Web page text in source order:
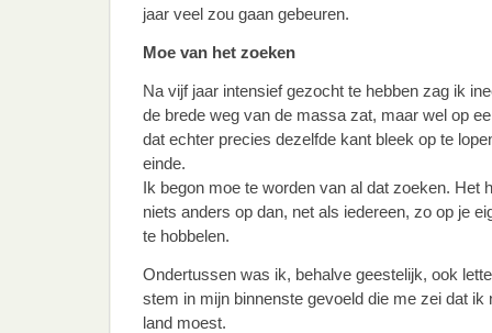
jaar veel zou gaan gebeuren.
Moe van het zoeken
Na vijf jaar intensief gezocht te hebben zag ik
de brede weg van de massa zat, maar wel op
dat echter precies dezelfde kant bleek op te
einde.
Ik begon moe te worden van al dat zoeken. Het
niets anders op dan, net als iedereen, zo op je
te hobbelen.
Ondertussen was ik, behalve geestelijk, ook
stem in mijn binnenste gevoeld die me zei dat ik
land moest.